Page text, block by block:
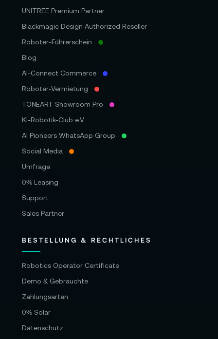
UNITREE Premium Partner
Blackmagic Design Authorized Reseller
Roboter-Führerschein
Blog
AI-Connect Commerce
Roboter‑Vermietung
TONEART Showroom Pro
KI-Robotik-Club e.V.
AI Pioneers WhatsApp Group
Social Media
Umfrage
0% Leasing
Support
Sales Partner
BESTELLUNG & RECHTLICHES
Robotics Operator Certificate
Demo & Gebrauchte
Zahlungsarten
0% Solar
Datenschutz